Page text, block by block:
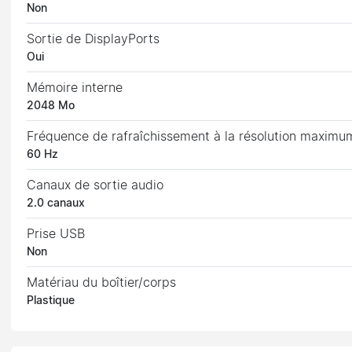
Non
Sortie de DisplayPorts
Oui
Mémoire interne
2048 Mo
Fréquence de rafraîchissement à la résolution
60 Hz
Canaux de sortie audio
2.0 canaux
Prise USB
Non
Matériau du boîtier/corps
Plastique